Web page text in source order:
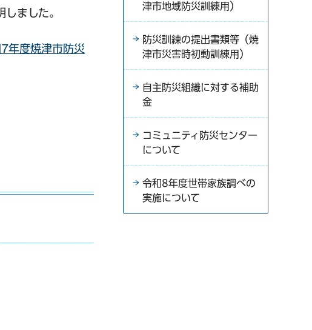
ました。
年度焼津市防災
きます）
津市地域防災訓練用）
防災訓練の提出書類等（焼
津市災害時初動訓練用）
自主防災組織に対する補助
金
コミュニティ防災センター
について
令和8年度世帯家族調べの
実施について